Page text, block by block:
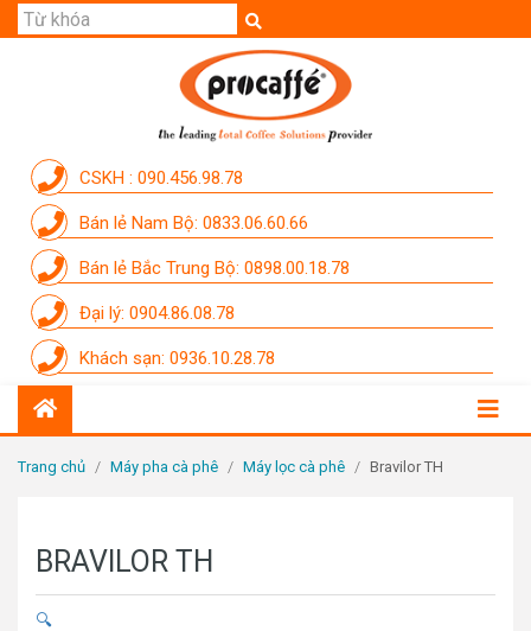
CSKH : 090.456.98.78
Bán lẻ Nam Bộ: 0833.06.60.66
Bán lẻ Bắc Trung Bộ: 0898.00.18.78
Đại lý: 0904.86.08.78
Khách sạn: 0936.10.28.78
DỊCH VỤ
CẨM NANG
THÀNH VIÊN PROCAFFE
KHUYẾN MÃI
SỰ KIỆN THƯƠNG HIỆU
LIÊN HỆ
Trang chủ / Máy pha cà phê / Máy lọc cà phê / Bravilor TH
BRAVILOR TH
🔍